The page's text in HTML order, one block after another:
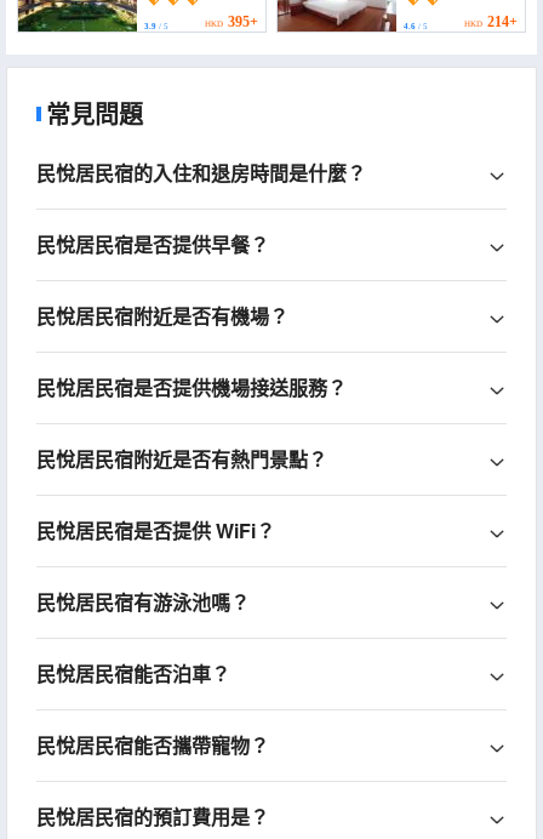
3.9 / 5 HKD 395+ 4.6/ 5 HKD 214+
常見問題
民悅居民宿的入住和退房時間是什麼？
民悅居民宿是否提供早餐？
民悅居民宿附近是否有機場？
民悅居民宿是否提供機場接送服務？
民悅居民宿附近是否有熱門景點？
民悅居民宿是否提供 WiFi？
民悅居民宿有游泳池嗎？
民悅居民宿能否泊車？
民悅居民宿能否攜帶寵物？
民悅居民宿的預訂費用是？